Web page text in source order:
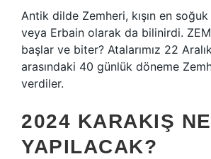
Antik dilde Zemheri, kışın en
veya Erbain olarak da bilinirdi.
başlar ve biter? Atalarımız 22
arasındaki 40 günlük döneme
verdiler.
2024 KARAKIŞ
YAPILACAK?